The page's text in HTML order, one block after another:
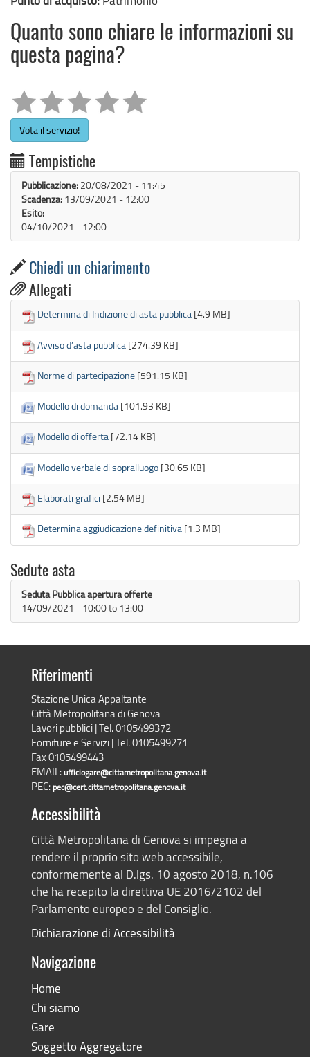
Quanto sono chiare le informazioni su
questa pagina?
Vota il servizio!
Tempistiche
Pubblicazione: 20/08/2021 - 11:45
Scadenza: 13/09/2021 - 12:00
Esito:
04/10/2021 - 12:00
Chiedi un chiarimento
Allegati
Determina di Indizione di asta pubblica [4.9 MB]
Avviso d’asta pubblica [274.39 KB]
Norme di partecipazione [591.15 KB]
Modello di domanda [101.93 KB]
Modello di offerta [72.14 KB]
Modello verbale di sopralluogo [30.65 KB]
Elaborati grafici [2.54 MB]
Determina aggiudicazione definitiva [1.3 MB]
Sedute asta
Seduta Pubblica apertura offerte
14/09/2021 - 10:00to 13:00
Riferimenti
Stazione Unica Appaltante
Città Metropolitana di Genova
Lavori pubblici | Tel. 0105499372
Forniture e Servizi | Tel. 0105499271
Fax 0105499443
EMAIL:ufficiogare@cittametropolitana.genova.it
PEC:pec@cert.cittametropolitana.genova.it
Accessibilità
Città Metropolitana di Genova si impegna a
rendere il proprio sito web accessibile,
conformemente al D.lgs. 10 agosto 2018, n.106
che ha recepito la direttiva UE 2016/2102 del
Parlamento europeo e del Consiglio.
Dichiarazione di Accessibilità
Navigazione
Home
Chi siamo
Gare
Soggetto Aggregatore